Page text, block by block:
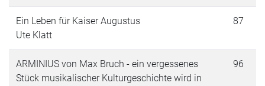
Ein Leben für Kaiser Augustus
Ute Klatt
87
ARMINIUS von Max Bruch - ein vergessenes
Stück musikalischer Kulturgeschichte wird in
96